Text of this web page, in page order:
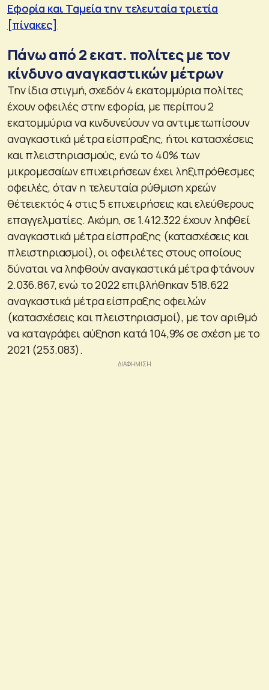
Εφορία και Ταμεία την τελευταία τριετία
[πίνακες]
Πάνω από 2 εκατ. πολίτες με τον
κίνδυνο αναγκαστικών μέτρων
Την ίδια στιγμή, σχεδόν 4 εκατομμύρια πολίτες
έχουν οφειλές στην εφορία, με περίπου 2
εκατομμύρια να κινδυνεύουν να αντιμετωπίσουν
αναγκαστικά μέτρα είσπραξης, ήτοι κατασχέσεις
και πλειστηριασμούς, ενώ το 40% των
μικρομεσαίων επιχειρήσεων έχει ληξιπρόθεσμες
οφειλές, όταν η τελευταία ρύθμιση χρεών
θέτειεκτός 4 στις 5 επιχειρήσεις και ελεύθερους
επαγγελματίες. Ακόμη, σε 1.412.322 έχουν ληφθεί
αναγκαστικά μέτρα είσπραξης (κατασχέσεις και
πλειστηριασμοί), οι οφειλέτες στους οποίους
δύναται να ληφθούν αναγκαστικά μέτρα φτάνουν
2.036.867, ενώ το 2022 επιβλήθηκαν 518.622
αναγκαστικά μέτρα είσπραξης οφειλών
(κατασχέσεις και πλειστηριασμοί), με τον αριθμό
να καταγράφει αύξηση κατά 104,9% σε σχέση με το
2021 (253.083).